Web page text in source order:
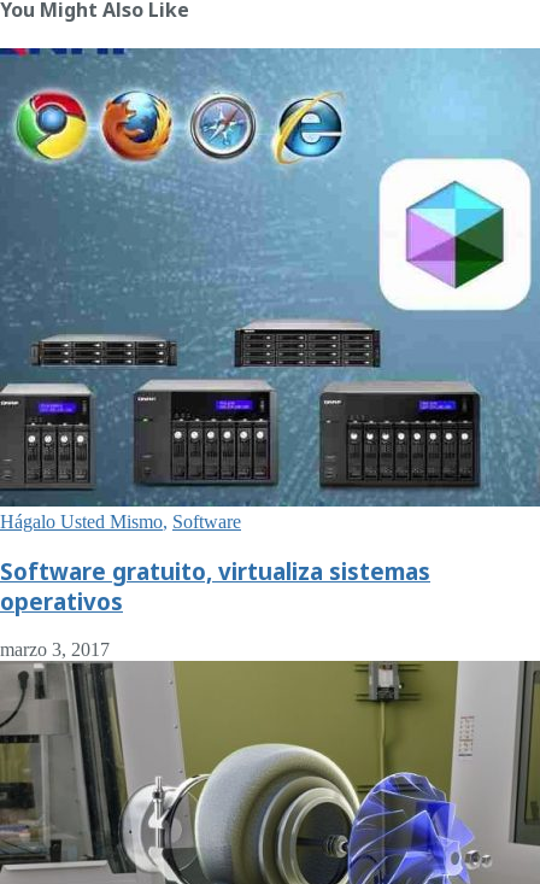
You Might Also Like
Hágalo Usted Mismo, Software
Software gratuito, virtualiza sistemas
operativos
marzo 3, 2017